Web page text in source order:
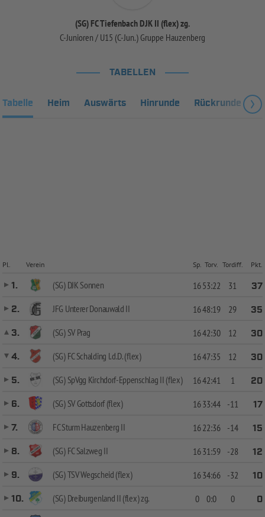
(SG) FC Tiefenbach DJK II (flex) zg.
C-Junioren / U15 (C-Jun.) Gruppe Hauzenberg
TABELLEN
Tabelle Heim Auswärts Hinrunde Rückrunde
Pl. Verein Sp. Torv. Tordiff. Pkt.
1. (SG) DJK Sonnen 1653:22 31
37
2.
JFG Unterer Donauwald II 1648:19 29
35
3.
(SG) SV Prag 1642:30 12
30
4.
(SG) FC Schalding l.d.D. (flex) 1647:35 12
30
5.
(SG) SpVgg Kirchdorf-Eppenschlag II (flex) 1642:41 1
20
6.
(SG) SV Gottsdorf (flex) 1633:44 -11
17
7.
FC Sturm Hauzenberg II 1622:36 -14
15
8.
(SG) FC Salzweg II 1631:59 -28
12
9.
(SG) TSV Wegscheid (flex) 1634:66 -32
10
10.
(SG) Dreiburgenland II (flex) zg. 0 0:0 0
0